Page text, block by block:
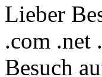
Lieber
.com .net
Besuch